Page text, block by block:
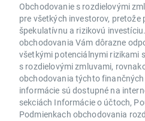
Obchodovanie s rozdielovými
pre všetkých investorov, pretože
špekulatívnu a rizikovú
obchodovania Vám dôrazne
všetkými potenciálnymi rizikami
s rozdielovými zmluvami,
obchodovania týchto
informácie sú dostupné na
sekciách Informácie o účtoch,
Podmienkach obchodovania